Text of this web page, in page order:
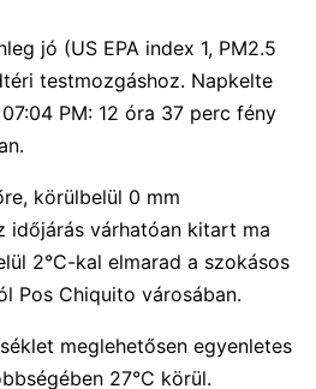
jó (US EPA index 1, PM2.5
testmozgáshoz. Napkelte
PM: 12 óra 37 perc fény
körülbelül 0 mm
időjárás várhatóan kitart ma
2°C-kal elmarad a szokásos
Pos Chiquito városában.
meglehetősen egyenletes
27°C körül.